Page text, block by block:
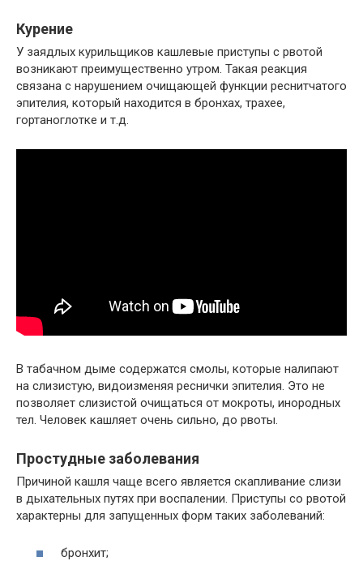
Курение
У заядлых курильщиков кашлевые приступы с рвотой
возникают преимущественно утром. Такая реакция
связана с нарушением очищающей функции реснитчатого
эпителия, который находится в бронхах, трахее,
гортаноглотке и т.д.
В табачном дыме содержатся смолы, которые налипают
на слизистую, видоизменяя реснички эпителия. Это не
позволяет слизистой очищаться от мокроты, инородных
тел. Человек кашляет очень сильно, до рвоты.
Простудные заболевания
Причиной кашля чаще всего является скапливание слизи
в дыхательных путях при воспалении. Приступы со рвотой
характерны для запущенных форм таких заболеваний:
бронхит;